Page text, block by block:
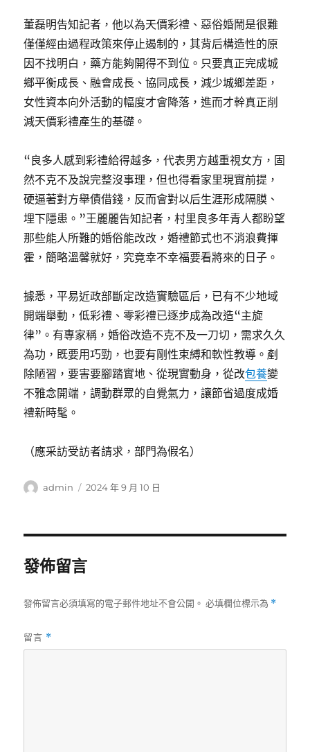
董磊明告知記者，他以為天價彩禮、惡俗婚鬧是很難
僅僅經由過程政策來停止遏制的，其背后構造性的原
因不找明白，藥方能夠開得不到位。只要真正完成城
鄉平衡成長、融會成長、協同成長，減少城鄉差距，
女性資本向外活動的幅度才會降落，進而才幹真正削
減天價彩禮產生的基礎。
“良多人感到彩禮給得越多，代表男方越重視女方，固
然不克不及說完整沒事理，但也得看家里現實前提，
硬逼著對方舉債借錢，反而會對以后生涯形成隔膜、
埋下隱患。”王麗麗告知記者，村里良多年青人都盼望
那些能人所難的婚俗能改改，婚禮節式也不消浪費揮
霍，簡略溫馨就好，究竟幸不幸福要看將來的日子。
據悉，平易近政部斷定改造實驗區后，已有不少地域
開端舉動，低彩禮、零彩禮已逐步成為改造“主旋
律”。有專家稱，婚俗改造不克不及一刀切，需求久久
為功，既要用巧勁，也要有剛性束縛和軟性教導。剷
除陋習，要害要腳踏實地、從現實動身，從改包養變
不雅念開端，調動群眾的自覺氣力，讓節省過度成婚
禮新時髦。
（應采訪受訪者請求，部門為假名）
作
admin
發
2024 年 9 月 10 日
發佈留言
發佈留言必須填寫的電子郵件地址不會公開。 必填欄位標示為 *
留言 *